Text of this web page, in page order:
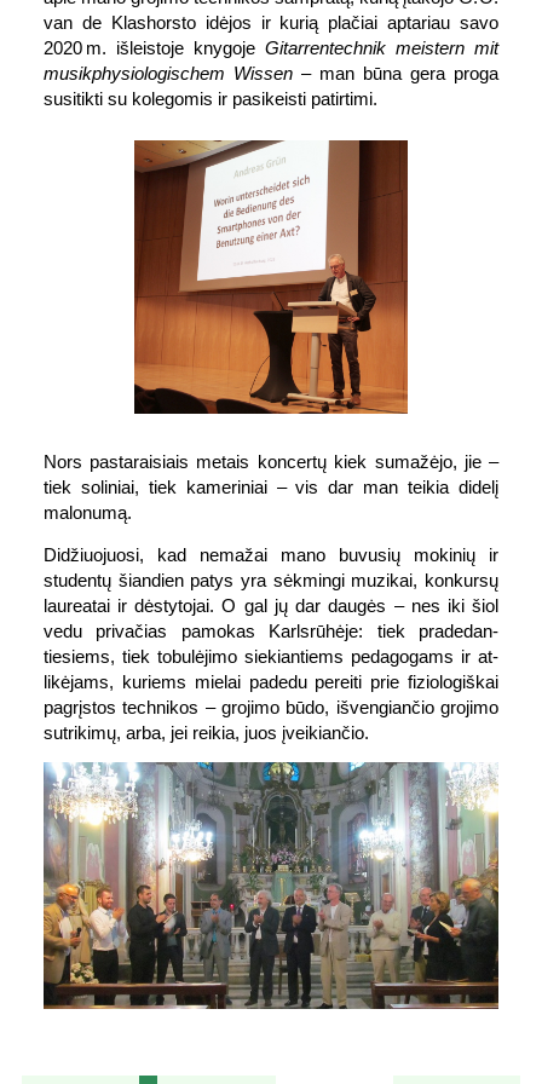
van de Klas­horsto idėjos ir kurią plačiai aptariau savo
2020 m. išleistoje knygojeGitarren­technik meistern mit
musik­physio­logischem Wissen– man būna gera proga
susi­tikti su kolegomis ir pasi­keisti patirtimi.
Nors pastaraisiais metais koncertų kiek sumažėjo, jie –
tiek soliniai, tiek kameriniai – vis dar man teikia didelį
malonumą.
Didžiuojuosi, kad nemažai mano buvusių mokinių ir
studentų šiandien patys yra sėkmingi muzikai, konkursų
laureatai ir dėstytojai. O gal jų dar daugės – nes iki šiol
vedu privačias pamokas Karls­rūhėje: tiek pra­dedan­
tiesiems, tiek tobulėjimo siekian­tiems peda­gogams ir at­
likėjams, kuriems mielai padedu per­eiti prie fizio­logiškai
pagrįstos technikos – grojimo būdo, iš­vengiančio grojimo
su­trikimų, arba, jei reikia, juos įveikiančio.